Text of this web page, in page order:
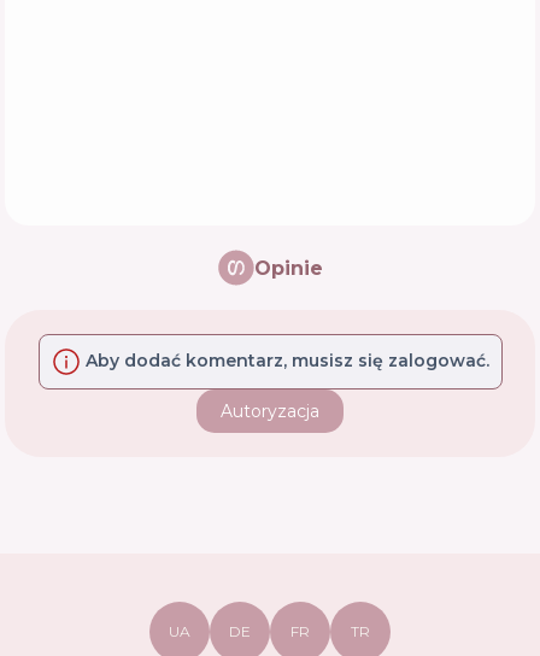
Opinie
Aby dodać komentarz, musisz się zalogować.
Autoryzacja
UA DE FR TR